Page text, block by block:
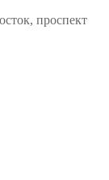
проспект